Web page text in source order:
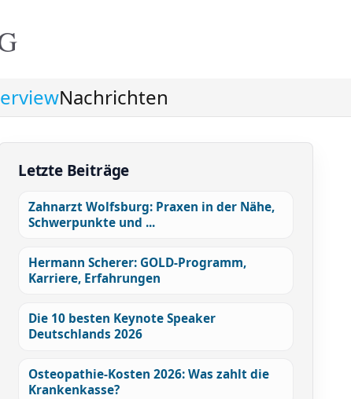
Nachrichten
Letzte Beiträge
Zahnarzt Wolfsburg: Praxen in der Nähe,
Schwerpunkte und ...
Hermann Scherer: GOLD-Programm,
Karriere, Erfahrungen
Die 10 besten Keynote Speaker
Deutschlands 2026
Osteopathie-Kosten 2026: Was zahlt die
Krankenkasse?